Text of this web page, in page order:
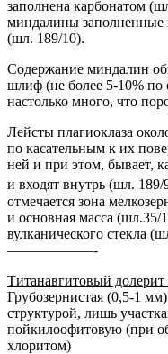
заполнена карбонатом
миндалины заполненные
(шл. 189/10).
Содержание миндалин
шлиф (не более 5-10%
настолько много, что
Лейсты плагиоклаза
по касательным к их
ней и при этом, бывает,
и входят внутрь (шл. 189/
отмечается зона
и основная масса (шл.35/
вулканического стекла
——————-
Титанавгитовый долерит
Грубозернистая (0,5-1
структурой, лишь
пойкилоофитовую (при
хлоритом)